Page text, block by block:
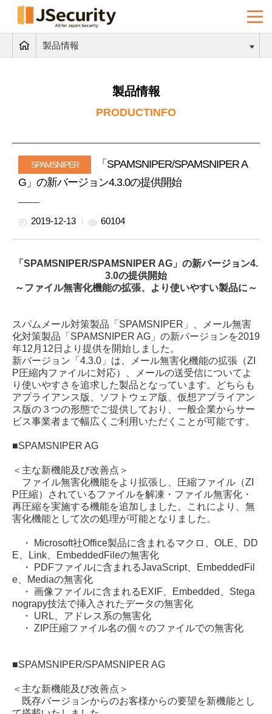
製品情報
製品情報
PRODUCTINFO
SPAMSNIPER
「SPAMSNIPER/SPAMSNIPER A
G」の新バージョン4.3.0の提供開始
2019-12-13 60104
「SPAMSNIPER/SPAMSNIPER AG」の新バージョン4.
3.0の提供開始
～ファイル無害化機能の拡張、より使いやすい製品に～
スパムメール対策製品「SPAMSNIPER」、メール無害
化対策製品「SPAMSNIPER AG」の新バージョンを2019
年12月12日より提供を開始しました。
新バージョン「4.3.0」は、メール無害化機能の拡張（ZI
P圧縮内ファイルに対応）、メールの送受信についてよ
り使いやすさを追求した製品となっています。
どちらも
アプライアンス版、ソフトウェア版、仮想アプライアン
ス版の３つの形態でご提供しており、一般企業からサー
ビス事業者まで幅広くご利用いただくことが可能です。
■SPAMSNIPER AG
＜主な新機能及び改善点＞
ファイル無害化機能をより拡張し、圧縮ファイル（ZI
P圧縮）されているファイルを解凍・ファイル無害化・
再圧縮を実施する機能を追加しました。
これにより、無
害化機能として次の処理が可能となりました。
・ Microsoft社Office製品に含まれるマクロ、OLE、DD
E、Link、EmbeddedFileの無害化
・ PDFファイルに含まれるJavaScript、EmbeddedFil
e、Mediaの無害化
・ 画像ファイルに含まれるEXIF、Embedded、Stega
nograpy技法で挿入されたデータの無害化
・ URL、アドレス系の無害化
・ ZIP圧縮ファイル名の個々のファイルでの無害化
■SPAMSNIPER/SPAMSNIPER AG
＜主な新機能及び改善点＞
既存バージョンからのお客様からの要望を新機能とし